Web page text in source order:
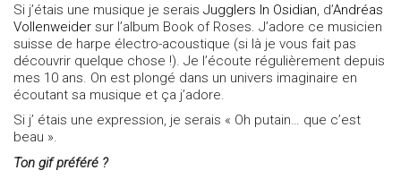
Si j’étais une musique je serais Jugglers In Osidian , d’Andréas
Vollenweider sur l’album Book of Roses. J’adore ce musicien
suisse de harpe électro-acoustique (si là je vous fait pas
découvrir quelque chose !). Je l’écoute régulièrement depuis
mes 10 ans. On est plongé dans un univers imaginaire en
écoutant sa musique et ça j’adore.
Si j’ étais une expression, je serais « Oh putain… que c’est
beau ».
Ton gif préféré ?